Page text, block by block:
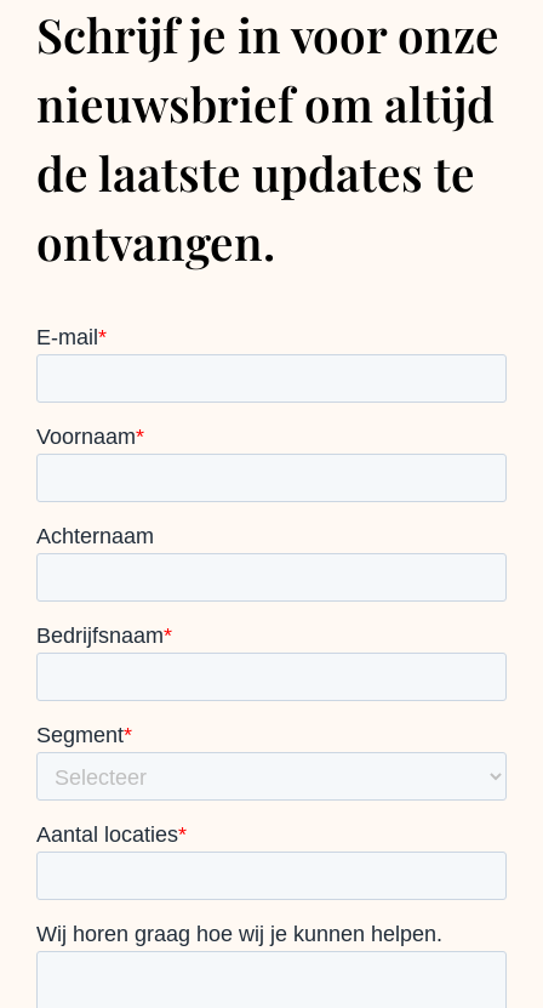
Schrijf je in voor onze
nieuwsbrief om altijd
de laatste updates te
ontvangen.